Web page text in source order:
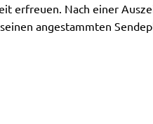
erfreuen. Nach einer
angestammten